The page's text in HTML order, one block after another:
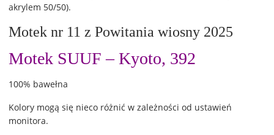
akrylem 50/50).
Motek nr 11 z Powitania wiosny 2025
Motek SUUF – Kyoto, 392
100% bawełna
Kolory mogą się nieco różnić w zależności od ustawień
monitora.